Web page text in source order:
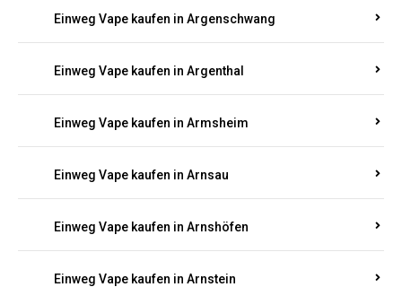
Einweg Vape kaufen in Argenschwang
Einweg Vape kaufen in Argenthal
Einweg Vape kaufen in Armsheim
Einweg Vape kaufen in Arnsau
Einweg Vape kaufen in Arnshöfen
Einweg Vape kaufen in Arnstein